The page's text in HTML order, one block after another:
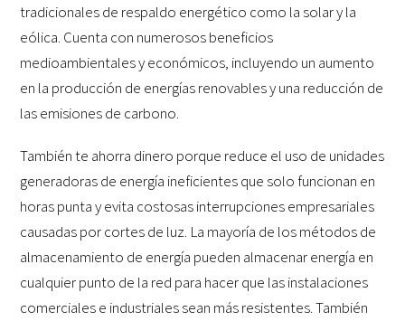
tradicionales de respaldo energético como la solar y la
eólica. Cuenta con numerosos beneficios
medioambientales y económicos, incluyendo un aumento
en la producción de energías renovables y una reducción de
las emisiones de carbono.
También te ahorra dinero porque reduce el uso de unidades
generadoras de energía ineficientes que solo funcionan en
horas punta y evita costosas interrupciones empresariales
causadas por cortes de luz. La mayoría de los métodos de
almacenamiento de energía pueden almacenar energía en
cualquier punto de la red para hacer que las instalaciones
comerciales e industriales sean más resistentes. También